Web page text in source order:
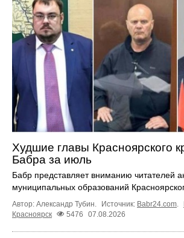
Худшие главы Красноярского
Бабра за июль
Бабр представляет вниманию читателей
муниципальных образований
Автор: Александр Тубин. Источник: Babr24.com.
Красноярск
5476 07.08.2026